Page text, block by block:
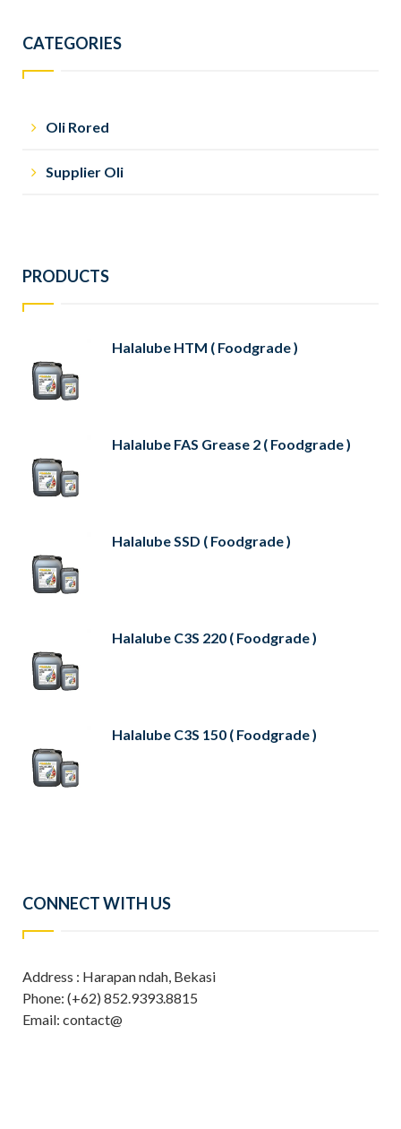
CATEGORIES
Oli Rored
Supplier Oli
PRODUCTS
Halalube HTM ( Foodgrade )
Halalube FAS Grease 2 ( Foodgrade )
Halalube SSD ( Foodgrade )
Halalube C3S 220 ( Foodgrade )
Halalube C3S 150 ( Foodgrade )
CONNECT WITH US
Address : Harapan ndah, Bekasi
Phone: (+62) 852.9393.8815
Email: contact@